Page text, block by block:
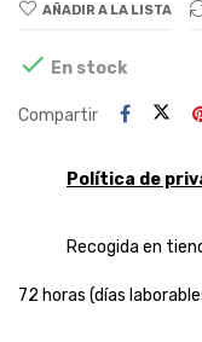
AÑADIR A LA LISTA
 En stock
Compartir
Política de
Recogida en
72 horas (días